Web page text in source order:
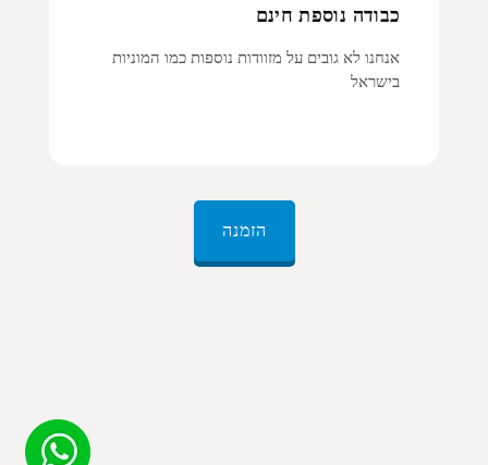
כבודה נוספת חינם
אנחנו לא גובים על מזוודות נוספות כמו המוניות
בישראל
הזמנה